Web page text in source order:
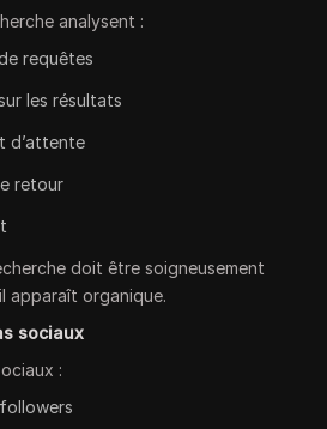
analysent :
requêtes
les résultats
d’attente
retour
doit être soigneusement
apparaît organique.
sociaux
: